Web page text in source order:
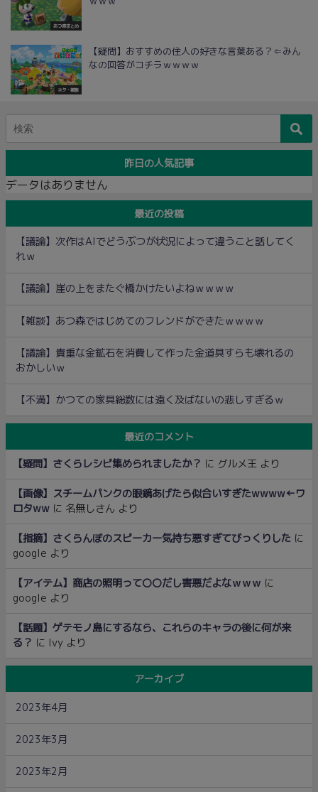
あつ森まとめ
ネタ・雑談
【疑問】おすすめの住人の好きな言葉ある？⇐みん
なの回答がコチラｗｗｗｗ
昨日の人気記事
データはありません
最近の投稿
【議論】次作はAIでどうぶつが状況によって違うこと話してく
れｗ
【議論】崖の上をまたぐ橋かけたいよねｗｗｗｗ
【雑談】あつ森ではじめてのフレンドができたｗｗｗｗ
【議論】貴重な金鉱石を消費して作った金道具すらも壊れるの
おかしいｗ
【不満】かつての家具総数には遠く及ばないの悲しすぎるｗ
最近のコメント
【疑問】さくらレシピ集められましたか？ に グルメ王 より
【画像】スチームパンクの眼鏡あげたら似合いすぎたwwww←ワ
ロタww に 名無しさん より
【指摘】さくらんぼのスピーカー気持ち悪すぎてびっくりした に
google より
【アイテム】商店の照明って〇〇だし害悪だよなｗｗｗ に
google より
【話題】ゲテモノ島にするなら、これらのキャラの後に何が来
る？ に Ivy より
アーカイブ
2023年4月
2023年3月
2023年2月